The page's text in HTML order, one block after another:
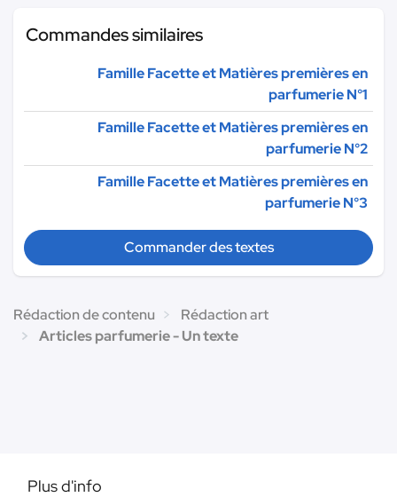
Commandes similaires
Famille Facette et Matières premières en
parfumerie N°1
Famille Facette et Matières premières en
parfumerie N°2
Famille Facette et Matières premières en
parfumerie N°3
Commander des textes
Rédaction de contenu
Rédaction art
Articles parfumerie - Un texte
Plus d'info